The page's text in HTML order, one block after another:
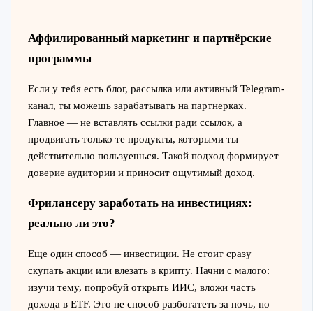
Аффилированный маркетинг и партнёрские
программы
Если у тебя есть блог, рассылка или активный Telegram-
канал, ты можешь зарабатывать на партнерках.
Главное — не вставлять ссылки ради ссылок, а
продвигать только те продукты, которыми ты
действительно пользуешься. Такой подход формирует
доверие аудитории и приносит ощутимый доход.
Фрилансеру заработать на инвестициях:
реально ли это?
Еще один способ — инвестиции. Не стоит сразу
скупать акции или влезать в крипту. Начни с малого:
изучи тему, попробуй открыть ИИС, вложи часть
дохода в ETF. Это не способ разбогатеть за ночь, но